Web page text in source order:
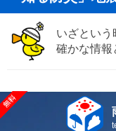
いざという
確かな情報